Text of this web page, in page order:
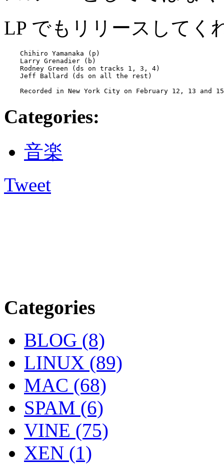
LP でもリリースしてく
    Chihiro Yamanaka (p)
    Larry Grenadier (b)
    Rodney Green (ds on tracks 1, 3, 4)
    Jeff Ballard (ds on all the rest)
Categories:
音楽
Tweet
Categories
BLOG (8)
LINUX (89)
MAC (68)
SPAM (6)
VINE (75)
XEN (1)